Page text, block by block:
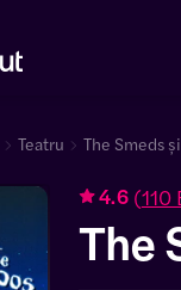
Teatru The Smeds
4.6 (110
The